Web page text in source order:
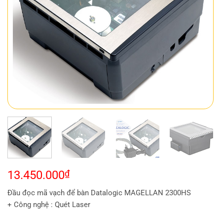
13.450.000₫
Đầu đọc mã vạch để bàn Datalogic MAGELLAN 2300HS
+ Công nghệ : Quét Laser